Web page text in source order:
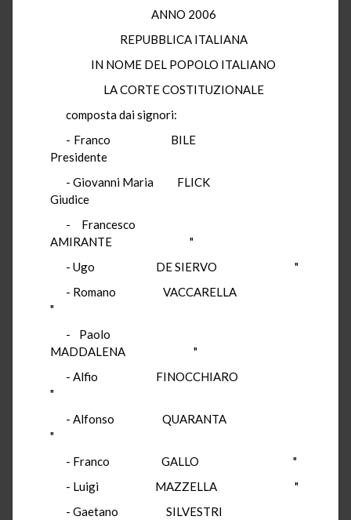
ANNO 2006
REPUBBLICA ITALIANA
IN NOME DEL POPOLO ITALIANO
LA CORTE COSTITUZIONALE
composta dai signori:
- Franco BILE
Presidente
- Giovanni Maria FLICK
Giudice
- Francesco
AMIRANTE "
- Ugo DE SIERVO "
- Romano VACCARELLA
"
- Paolo
MADDALENA "
- Alfio FINOCCHIARO
"
- Alfonso QUARANTA
"
- Franco GALLO "
- Luigi MAZZELLA "
- Gaetano SILVESTRI